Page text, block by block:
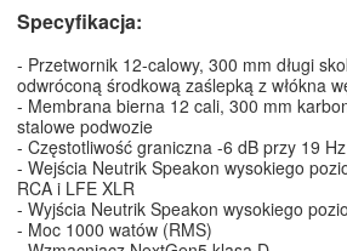
Specyfikacja:
- Przetwornik 12-calowy, 300 mm długi
odwróconą środkową zaślepką z włókna
- Membrana bierna 12 cali, 300 mm
stalowe podwozie
- Częstotliwość graniczna -6 dB przy 19
- Wejścia Neutrik Speakon wysokiego
RCA i LFE XLR
- Wyjścia Neutrik Speakon wysokiego
- Moc 1000 watów (RMS)